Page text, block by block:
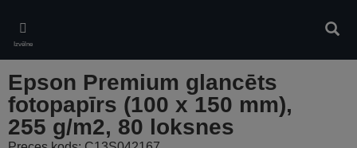
main
content
Izvēlne
Epson Premium glancēts
fotopapīrs (100 x 150 mm),
255 g/m2, 80 loksnes